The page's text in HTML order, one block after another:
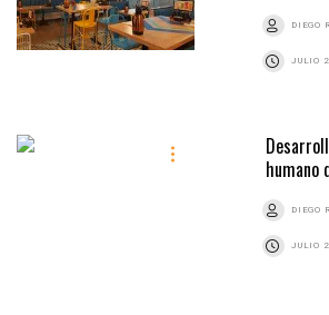
DIEGO
JULIO
humano
DIEGO
JULIO